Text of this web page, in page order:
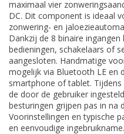
maximaal vier
DC. Dit component is ideaal
zonwering- en
Dankzij de 8 binaire
bedieningen, schakelaars of
aangesloten. Handmatige
mogelijk via Bluetooth LE en
smartphone of tablet.
de door de gebruiker
besturingen grijpen pas in na
Voorinstellingen en typische
en eenvoudige ingebruikname.